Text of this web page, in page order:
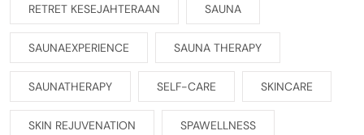
RETRET KESEJAHTERAAN SAUNA
SAUNAEXPERIENCE SAUNA THERAPY
SAUNATHERAPY SELF-CARE SKINCARE
SKIN REJUVENATION SPAWELLNESS